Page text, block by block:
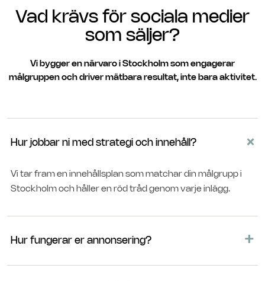
Vad krävs för sociala medier
som säljer?
Vi bygger en närvaro i Stockholm som engagerar
målgruppen och driver mätbara resultat, inte bara aktivitet.
Hur jobbar ni med strategi och innehåll? +
Vi tar fram en innehållsplan som matchar din målgrupp i
Stockholm och håller en röd tråd genom varje inlägg.
Hur fungerar er annonsering? +